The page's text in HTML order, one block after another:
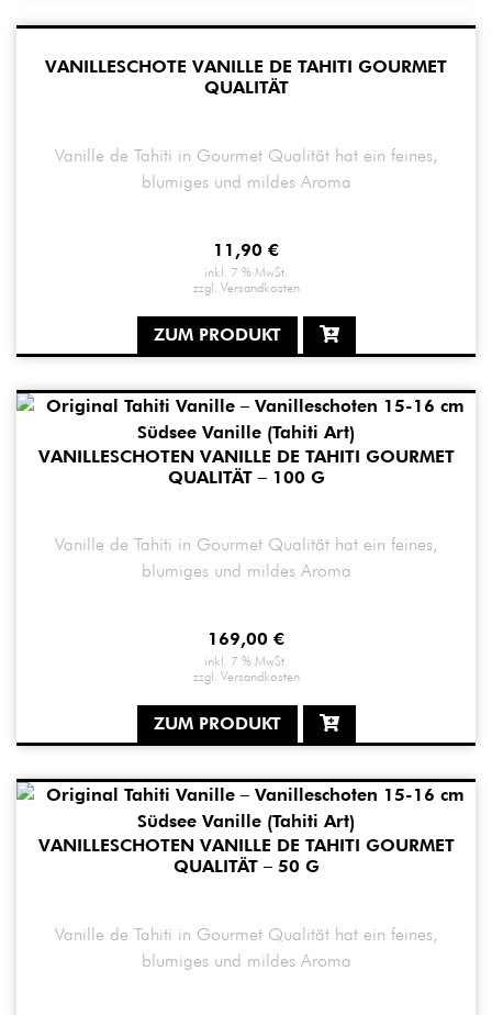
VANILLESCHOTE VANILLE DE TAHITI GOURMET
QUALITÄT
Vanille de Tahiti in Gourmet Qualität hat ein feines,
blumiges und mildes Aroma
11,90 €
inkl. 7 % MwSt.
zzgl. Versandkosten
ZUM PRODUKT
VANILLESCHOTEN VANILLE DE TAHITI GOURMET
QUALITÄT – 100 G
Vanille de Tahiti in Gourmet Qualität hat ein feines,
blumiges und mildes Aroma
169,00 €
inkl. 7 % MwSt.
zzgl. Versandkosten
ZUM PRODUKT
VANILLESCHOTEN VANILLE DE TAHITI GOURMET
QUALITÄT – 50 G
Vanille de Tahiti in Gourmet Qualität hat ein feines,
blumiges und mildes Aroma